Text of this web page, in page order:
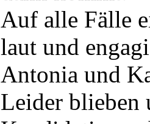
Auf alle Fälle
laut und
Antonia und
Leider blieben